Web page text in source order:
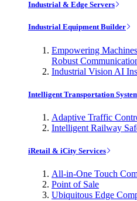
Industrial & Edge Servers
Industrial Equipment Builder
Empowering
Robust
Industrial Vision AI
Intelligent Transportation
Adaptive Traffic
Intelligent Railway
iRetail & iCity Services
All-in-One Touch
Point of Sale
Ubiquitous Edge